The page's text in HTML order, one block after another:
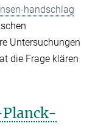
handschlag
Untersuchungen
die Frage klären
Planck-